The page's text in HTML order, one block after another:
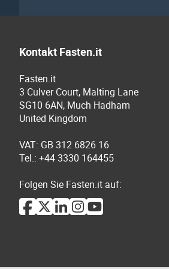
Kontakt Fasten.it
Fasten.it
3 Culver Court, Malting Lane
SG10 6AN, Much Hadham
United Kingdom
VAT: GB 312 6826 16
Tel.: +44 3330 164455
Folgen Sie Fasten.it auf: